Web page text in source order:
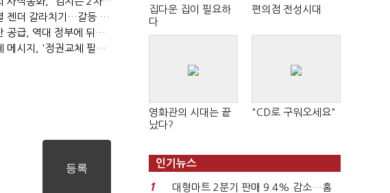
(노영희의 뉴스인사이다)고민정 "윤석열 젠더 갈라치기…갈등 불씨가 지지율 자양분"
(노영희의 뉴스인사이다)박수현 "부동산 공급, 역대 정부에 뒤지지 않아"
(노영희의 뉴스인사이다)김용남 "박근혜 메시지, '정권교체 필요성' 강조할 듯"
집다운 집이 필요하
다
편의점 전성시대
영화관의 시대는 끝
났다?
"CD로 구워오세요"
인기뉴스
1
대형마트 2분기 판매 9.4% 감소…홈